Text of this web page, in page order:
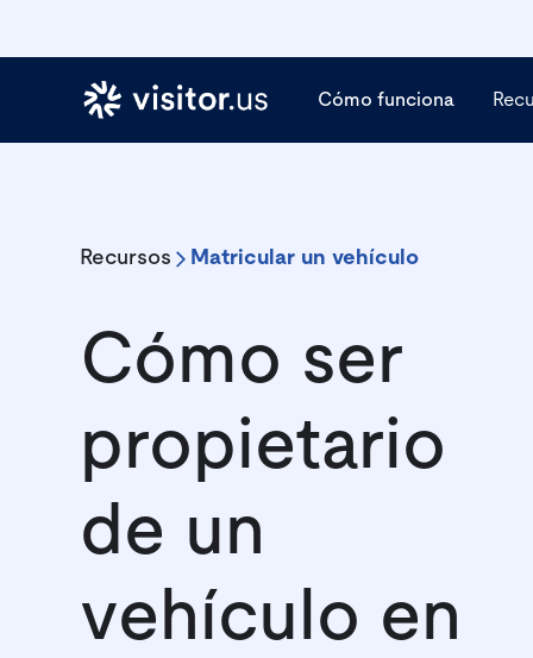
Cómo funciona
Recursos Matricular un vehículo
Cómo ser
propietario
de un
vehículo en